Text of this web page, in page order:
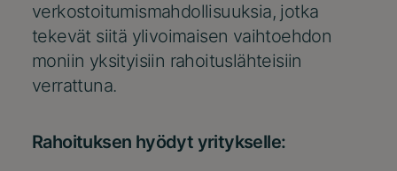
verkostoitumismahdollisuuksia, jotka
tekevät siitä ylivoimaisen vaihtoehdon
moniin yksityisiin rahoituslähteisiin
verrattuna.
Rahoituksen hyödyt yritykselle: